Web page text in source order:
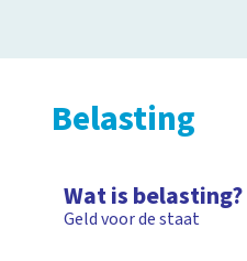
Belasting
Wat is belasting?
Geld voor de staat